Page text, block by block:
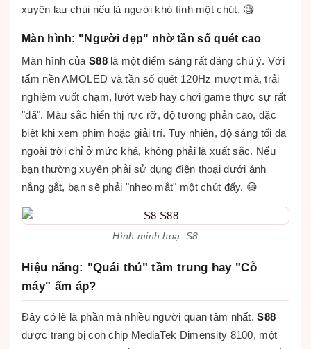
xuyên lau chùi nếu là người khó tính một chút. 🧐
Màn hình: "Người đẹp" nhờ tần số quét cao
Màn hình của S88là một điểm sáng rất đáng chú ý. Với
tấm nền AMOLED và tần số quét 120Hz mượt mà, trải
nghiệm vuốt chạm, lướt web hay chơi game thực sự rất
"đã". Màu sắc hiển thị rực rỡ, độ tương phản cao, đặc
biệt khi xem phim hoặc giải trí. Tuy nhiên, độ sáng tối đa
ngoài trời chỉ ở mức khá, không phải là xuất sắc. Nếu
bạn thường xuyên phải sử dụng điện thoại dưới ánh
nắng gắt, bạn sẽ phải "nheo mắt" một chút đấy. 😅
Hình minh hoạ: S8
Hiệu năng: "Quái thú" tầm trung hay "Cỗ
máy" ấm áp?
Đây có lẽ là phần mà nhiều người quan tâm nhất.S88
được trang bị con chip MediaTek Dimensity 8100, một